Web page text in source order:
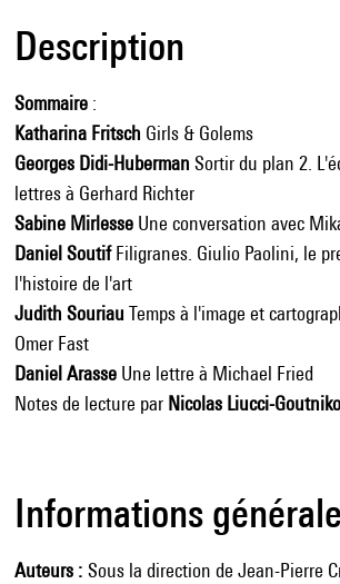
Description
Sommaire :
Katharina Fritsch Girls & Golems
Georges Didi-Huberman Sortir du plan 2.
lettres à Gerhard Richter
Sabine Mirlesse Une conversation avec
Daniel SoutifFiligranes. Giulio Paolini, le
l'histoire de l'art
Judith Souriau Temps à l'image et
Omer Fast
Daniel Arasse Une lettre à Michael Fried
Notes de lecture par Nicolas Liucci-
Informations
Auteurs
Sous la direction de Jean-Pierre